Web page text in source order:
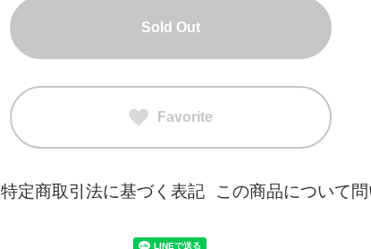
Sold Out
Favorite
特定商取引法に基づく表記 この商品について